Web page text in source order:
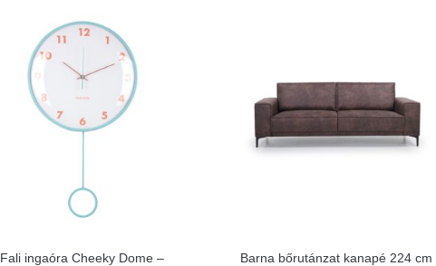
Fali ingaóra Cheeky Dome –
Barna bőrutánzat kanapé 224 cm